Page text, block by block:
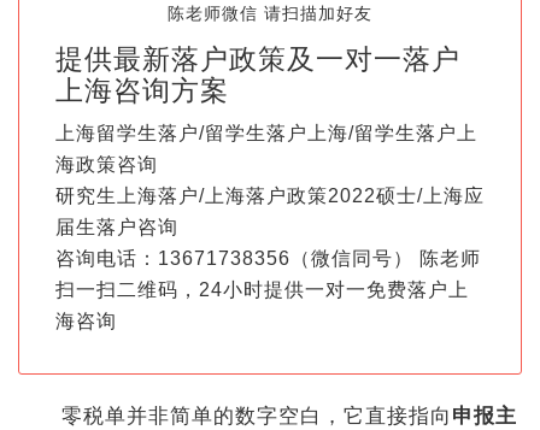
陈老师微信 请扫描加好友
提供最新落户政策及一对一落户
上海咨询方案
上海留学生落户/留学生落户上海/留学生落户上
海政策咨询
研究生上海落户/上海落户政策2022硕士/上海应
届生落户咨询
咨询电话：13671738356（微信同号） 陈老师
扫一扫二维码，24小时提供一对一免费落户上
海咨询
零税单并非简单的数字空白，它直接指向 申报主